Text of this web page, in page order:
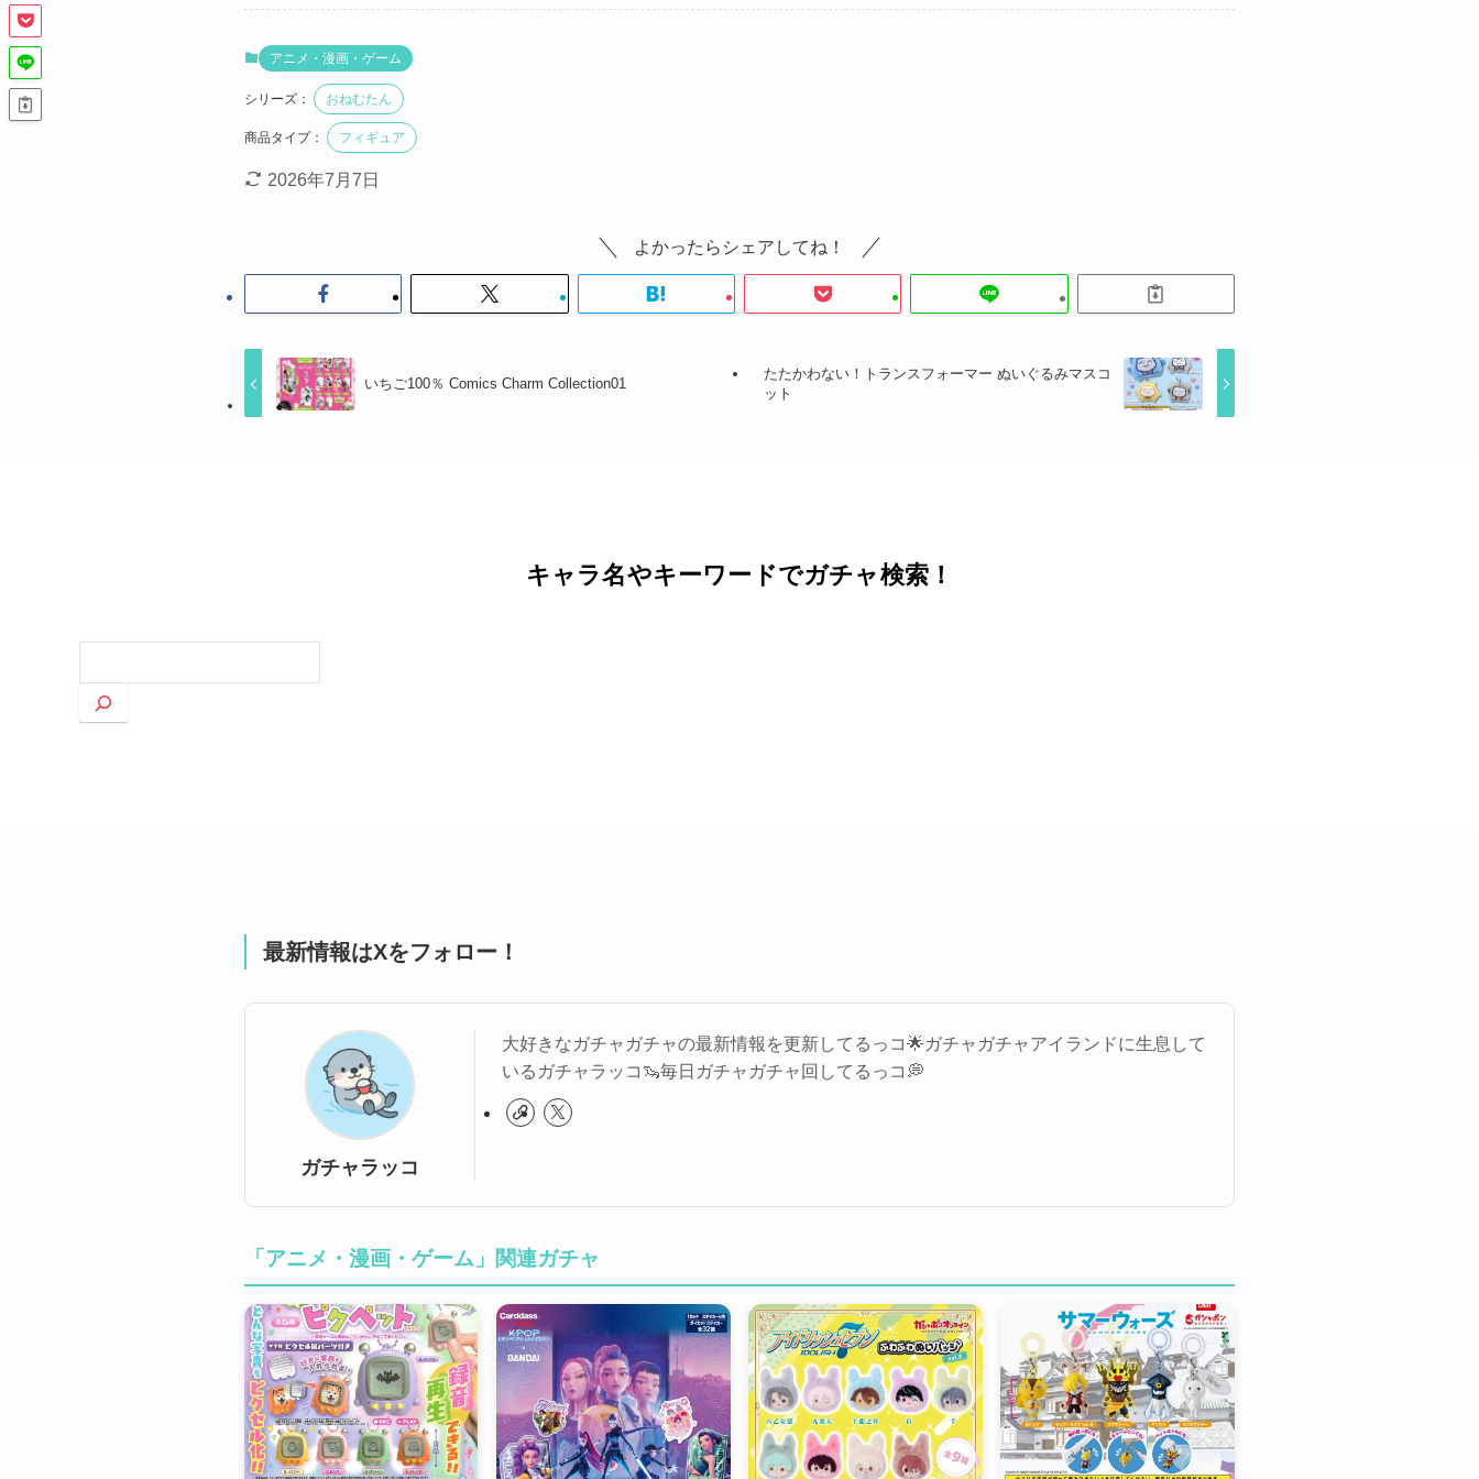
アニメ・漫画・ゲーム
シリーズ： おねむたん
商品タイプ： フィギュア
2026年7月7日
よかったらシェアしてね！
いちご100％ Comics Charm Collection01
たたかわない！トランスフォーマー ぬいぐるみマスコ
ット
キャラ名やキーワードでガチャ検索！
索
最新情報はXをフォロー！
ガチャラッコ
大好きなガチャガチャの最新情報を更新してるっコ🌟ガチャガチャアイランドに生息して
いるガチャラッコ🦦毎日ガチャガチャ回してるっコ💭
「アニメ・漫画・ゲーム」関連ガチャ